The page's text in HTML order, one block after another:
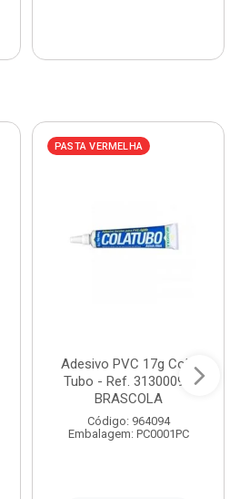
PASTA VERMELHA
Adesivo PVC 17g Cola
Tubo - Ref. 3130009 -
BRASCOLA
Código: 964094
Embalagem: PC0001PC